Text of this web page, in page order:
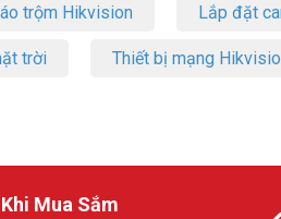
trộm Hikvision Lắp đặt
trời Thiết bị mạng
Mua Sắm